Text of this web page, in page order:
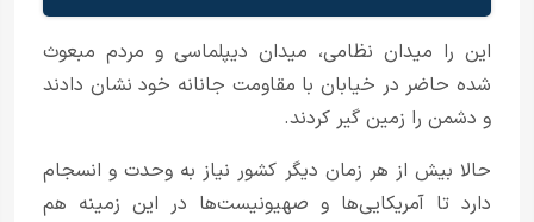
این را میدان نظامی، میدان دیپلماسی و مردم مبعوث
شده حاضر در خیابان با مقاومت جانانه خود نشان دادند
و دشمن را زمین گیر کردند.
حالا بیش از هر زمان دیگر کشور نیاز به وحدت و انسجام
دارد تا آمریکایی‌ها و صهیونیست‌ها در این زمینه هم